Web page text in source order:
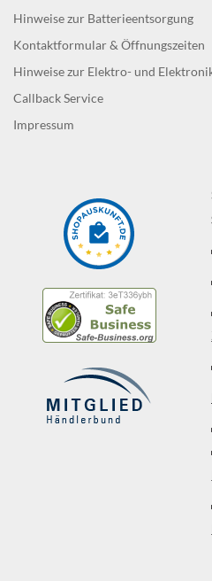
Hinweise zur Batterieentsorgung
Kontaktformular & Öffnungszeiten
Hinweise zur Elektro- und
Callback Service
Impressum